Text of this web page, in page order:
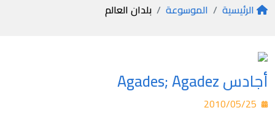
الرئيسية الموسوعة بلدان العالم
أجادس Agades; Agadez